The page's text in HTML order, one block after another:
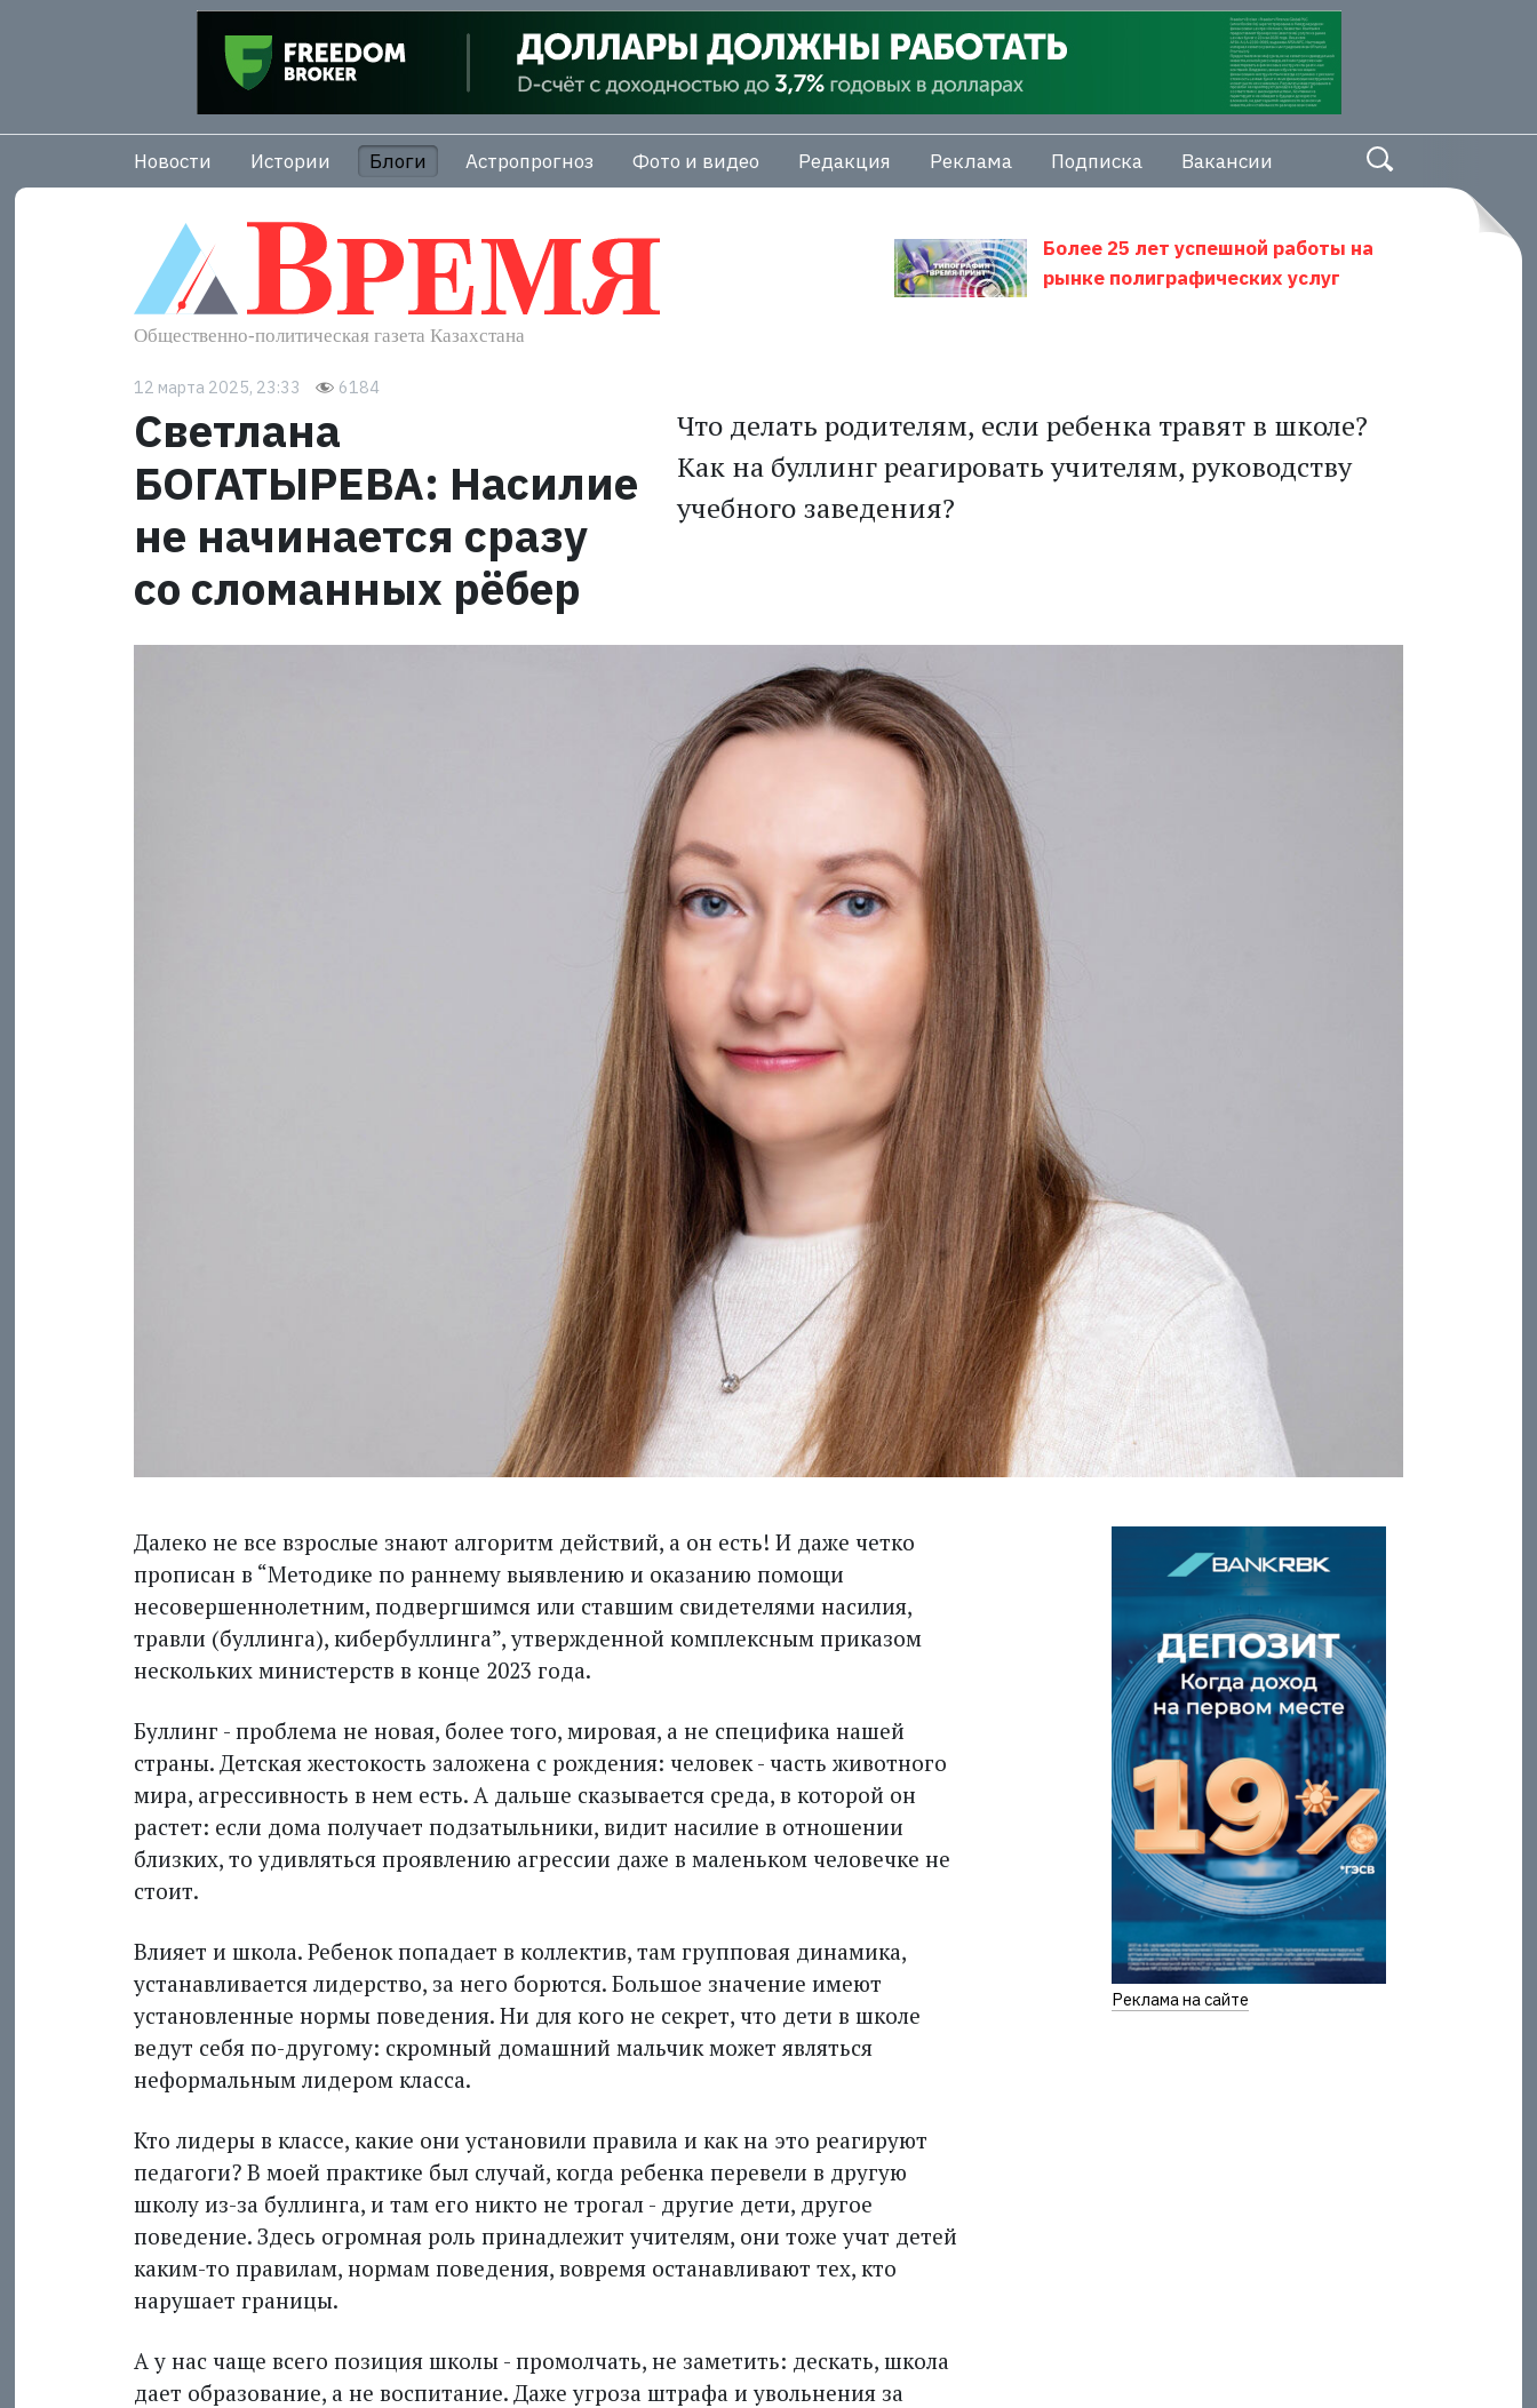
Новости Истории Блоги Астропрогноз Фото и видео Редакция Реклама Подписка Вакансии
Более 25 лет успешной работы на
рынке полиграфических услуг
12 марта 2025, 23:33 6184
Светлана
БОГАТЫРЕВА: Насилие
не начинается сразу
со сломанных рёбер
Что делать родителям, если ребенка травят в школе?
Как на буллинг реагировать учителям, руководству
учебного заведения?
Далеко не все взрослые знают алгоритм действий, а он есть! И даже четко
прописан в “Методике по раннему выявлению и оказанию помощи
несовершеннолетним, подвергшимся или ставшим свидетелями насилия,
травли (буллинга), кибербуллинга”, утвержденной комплексным приказом
нескольких министерств в конце 2023 года.
Буллинг - проблема не новая, более того, мировая, а не специфика нашей
страны. Детская жес­токость заложена с рождения: человек - часть животного
мира, агрессивность в нем есть. А дальше сказывается среда, в которой он
растет: если дома получает подзатыльники, видит насилие в отношении
близких, то удивляться проявлению агрессии даже в маленьком человечке не
стоит.
Влияет и школа. Ребенок попадает в коллектив, там групповая динамика,
устанавливается лидерство, за него борются. Большое значение имеют
установленные нормы поведения. Ни для кого не секрет, что дети в школе
ведут себя по-другому: скромный домашний мальчик может являться
неформальным лидером класса.
Кто лидеры в классе, какие они установили правила и как на это реагируют
педагоги? В моей прак­тике был случай, когда ребенка перевели в другую
школу из-за буллинга, и там его никто не трогал - другие дети, другое
поведение. Здесь огромная роль принадлежит учителям, они тоже учат детей
каким-то правилам, нормам поведения, вовремя останавливают тех, кто
нарушает границы.
А у нас чаще всего позиция школы - промолчать, не заметить: дескать, школа
дает образование, а не воспитание. Даже угроза штрафа и увольнения за
Реклама на сайте